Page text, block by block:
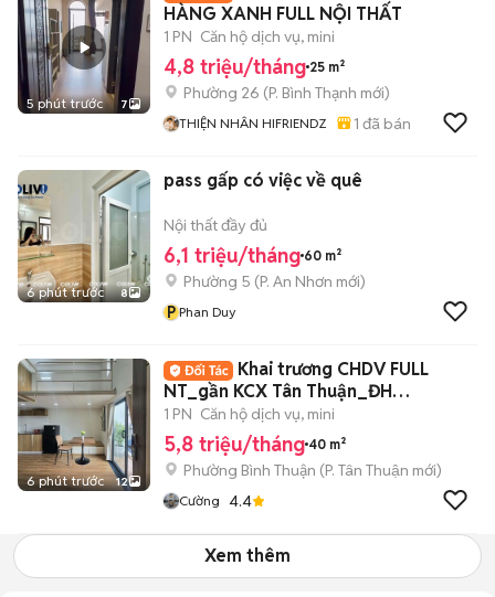
5 phút trước 7
HÀNG XANH FULL NỘI THẤT
1 PN Căn hộ dịch vụ, mini
4,8 triệu/tháng 25 m²
Phường 26 (P. Bình Thạnh mới)
THIỆN NHÂN HIFRIENDZ 1 đã bán
6 phút trước 8
pass gấp có việc về quê
Nội thất đầy đủ
6,1 triệu/tháng 60 m²
Phường 5 (P. An Nhơn mới)
P Phan Duy
6 phút trước 12
Khai trương CHDV FULL
NT_gần KCX Tân Thuận_ĐH
UFM_KDC Nam Long New100%
1 PN Căn hộ dịch vụ, mini
5,8 triệu/tháng 40 m²
Phường Bình Thuận (P. Tân Thuận mới)
Cường 4.4
Xem thêm